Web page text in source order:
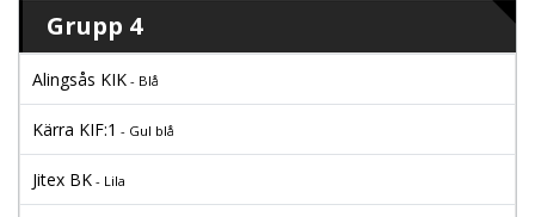
Grupp 4
Alingsås KIK - Blå
Kärra KIF:1 - Gul blå
Jitex BK - Lila